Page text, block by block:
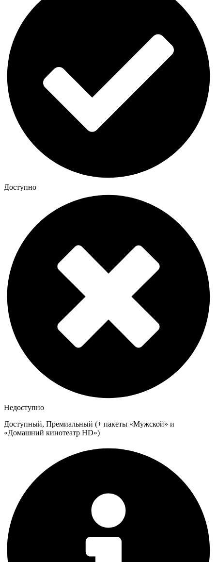
Доступно
Недоступно
Доступный, Премиальный (+ пакеты «Мужской» и
«Домашний кинотеатр HD»)